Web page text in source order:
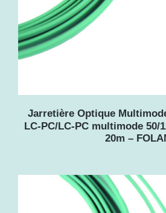
Jarretière Optique
LC-PC/LC-PC multimode 50/
20m –